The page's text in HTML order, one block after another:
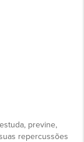
previne,
repercussões